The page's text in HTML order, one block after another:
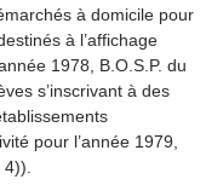
à domicile pour
à l’affichage
1978, B.O.S.P. du
s’inscrivant à des
pour l’année 1979,